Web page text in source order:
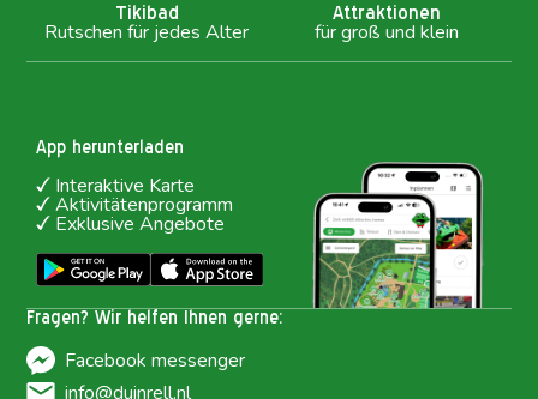
Tikibad
Rutschen für jedes Alter
Attraktionen
für groß und klein
Fragen? Wir helfen Ihnen gerne:
Facebook messenger
info@duinrell.nl
App herunterladen
Interaktive Karte
Aktivitätenprogramm
Exklusive Angebote